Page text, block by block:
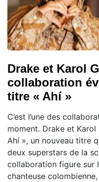
Drake et Karol
collaboration
titre « Ahí »
C’est l’une des
moment. Drake et Karol
Ahí », un nouveau titre
deux superstars de la
collaboration figure sur
chanteuse